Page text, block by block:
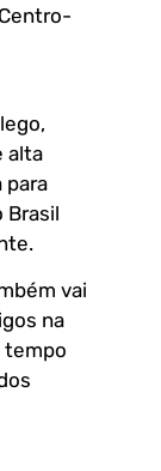
alta
para
Brasil
vai
na
tempo